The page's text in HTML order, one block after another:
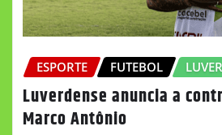
ESPORTE FUTEBOL
Luverdense anuncia a
Marco Antônio